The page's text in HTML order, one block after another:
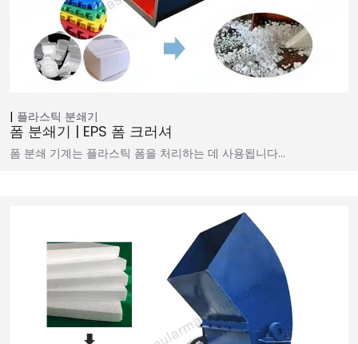
플라스틱 분쇄기
폼 분쇄기 | EPS 폼 크러셔
폼 분쇄 기계는 플라스틱 폼을 처리하는 데 사용됩니다…